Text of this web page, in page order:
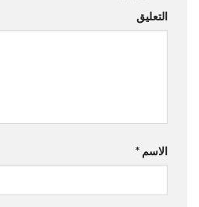
التعليق
الاسم *